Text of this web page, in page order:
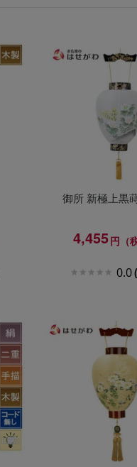
御所 新極上黒
4,455円（
0.0